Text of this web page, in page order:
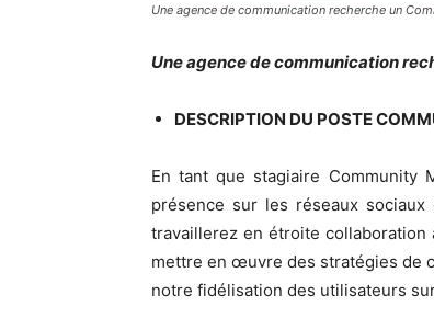
Une agence de communication recherche un
Une agence de communication
DESCRIPTION DU POSTE
En tant que stagiaire Community
présence sur les réseaux sociaux
travaillerez en étroite
mettre en œuvre des stratégies de
notre fidélisation des utilisateurs